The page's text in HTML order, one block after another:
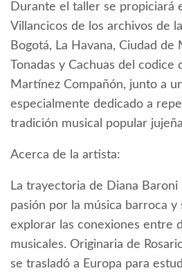
Durante el taller se propiciará
Villancicos de los archivos de
Bogotá, La Havana, Ciudad de
Tonadas y Cachuas del codice
Martínez Compañón, junto a
especialmente dedicado a
tradición musical popular
Acerca de la artista:
La trayectoria de Diana Baroni
pasión por la música barroca y
explorar las conexiones entre
musicales. Originaria de
se trasladó a Europa para